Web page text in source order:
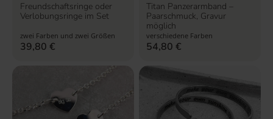
Freundschaftsringe oder
Verlobungsringe im Set
zwei Farben und zwei Größen
39,80 €
Titan Panzerarmband –
Paarschmuck, Gravur
möglich
verschiedene Farben
54,80€